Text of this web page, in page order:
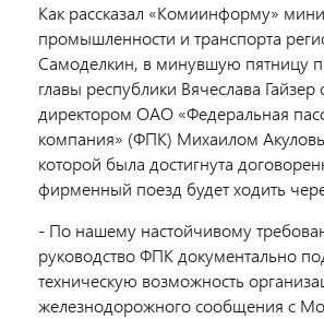
Как рассказал «Комиинформу»
промышленности и транспорта
Самоделкин, в минувшую пятницу
главы республики Вячеслава
директором ОАО «Федеральная
компания» (ФПК) Михаилом
которой была достигнута
фирменный поезд будет ходить
- По нашему настойчивому
руководство ФПК документально
техническую возможность
железнодорожного сообщения с